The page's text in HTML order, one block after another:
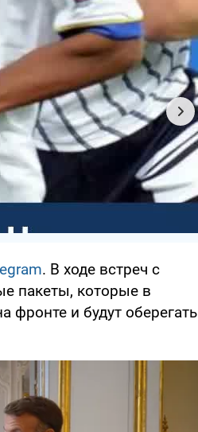
. В ходе встреч с
пакеты, которые в
и будут оберегать